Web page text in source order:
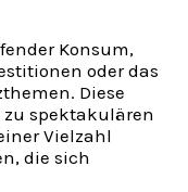
Konsum,
oder das
Diese
spektakulären
Vielzahl
die sich